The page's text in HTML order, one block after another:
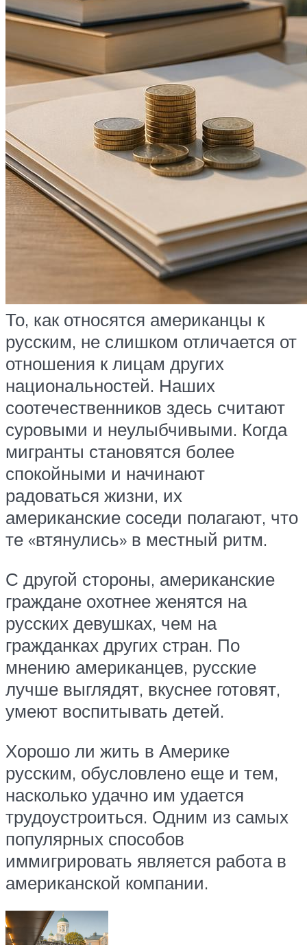
То, как относятся американцы к
русским, не слишком отличается от
отношения к лицам других
национальностей. Наших
соотечественников здесь считают
суровыми и неулыбчивыми. Когда
мигранты становятся более
спокойными и начинают
радоваться жизни, их
американские соседи полагают, что
те «втянулись» в местный ритм.
С другой стороны, американские
граждане охотнее женятся на
русских девушках, чем на
гражданках других стран. По
мнению американцев, русские
лучше выглядят, вкуснее готовят,
умеют воспитывать детей.
Хорошо ли жить в Америке
русским, обусловлено еще и тем,
насколько удачно им удается
трудоустроиться. Одним из самых
популярных способов
иммигрировать является работа в
американской компании.